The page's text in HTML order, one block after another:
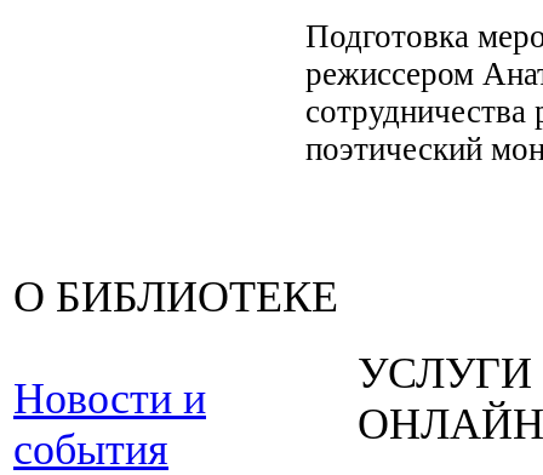
Подготовка
режиссером
поэтический
О БИБЛИОТЕКЕ
Новости и
события
УСЛУГИ
ОНЛАЙН